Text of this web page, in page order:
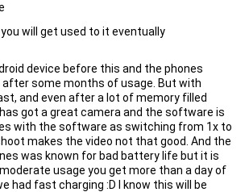
you will get used to it eventually
device before this and the phones
after some months of usage. But with
and even after a lot of memory filled
got a great camera and the software is
with the software as switching from 1x to
makes the video not that good. And the
was known for bad battery life but it is
usage you get more than a day of
had fast charging :D I know this will be